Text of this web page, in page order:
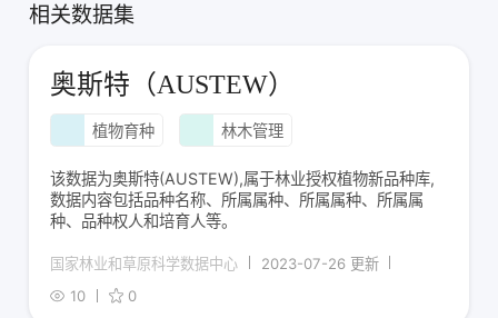
相关数据集
奥斯特（AUSTEW）
植物育种 林木管理
该数据为奥斯特(AUSTEW),属于林业授权植物新品种库,
数据内容包括品种名称、所属属种、所属属种、所属属
种、品种权人和培育人等。
国家林业和草原科学数据中心
2023-07-26 更新
10
0